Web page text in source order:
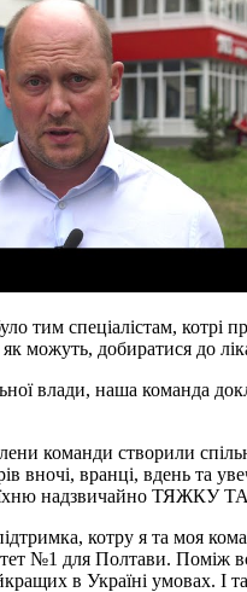
тим спеціалістам, котрі
як можуть, добиратися
влади, наша команда
команди створили
вночі, вранці, вдень
їхню надзвичайно
котру я та моя
№1 для Полтави. Поміж
в Україні умовах. І